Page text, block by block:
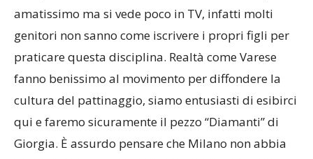
genitori non sanno come iscrivere i propri figli per
praticare questa disciplina. Realtà come Varese
fanno benissimo al movimento per diffondere la
cultura del pattinaggio, siamo entusiasti di esibirci
qui e faremo sicuramente il pezzo “Diamanti” di
Giorgia. È assurdo pensare che Milano non abbia
ancora un palazzo del ghiaccio, questo fa capire